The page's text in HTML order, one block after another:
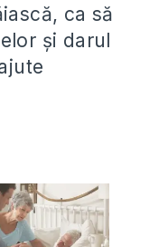
ca să
și darul